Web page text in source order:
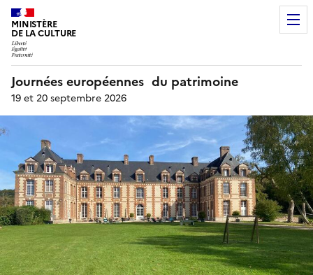
MINISTÈRE
DE LA CULTURE
Journées européennes du patrimoine
19 et 20 septembre 2026